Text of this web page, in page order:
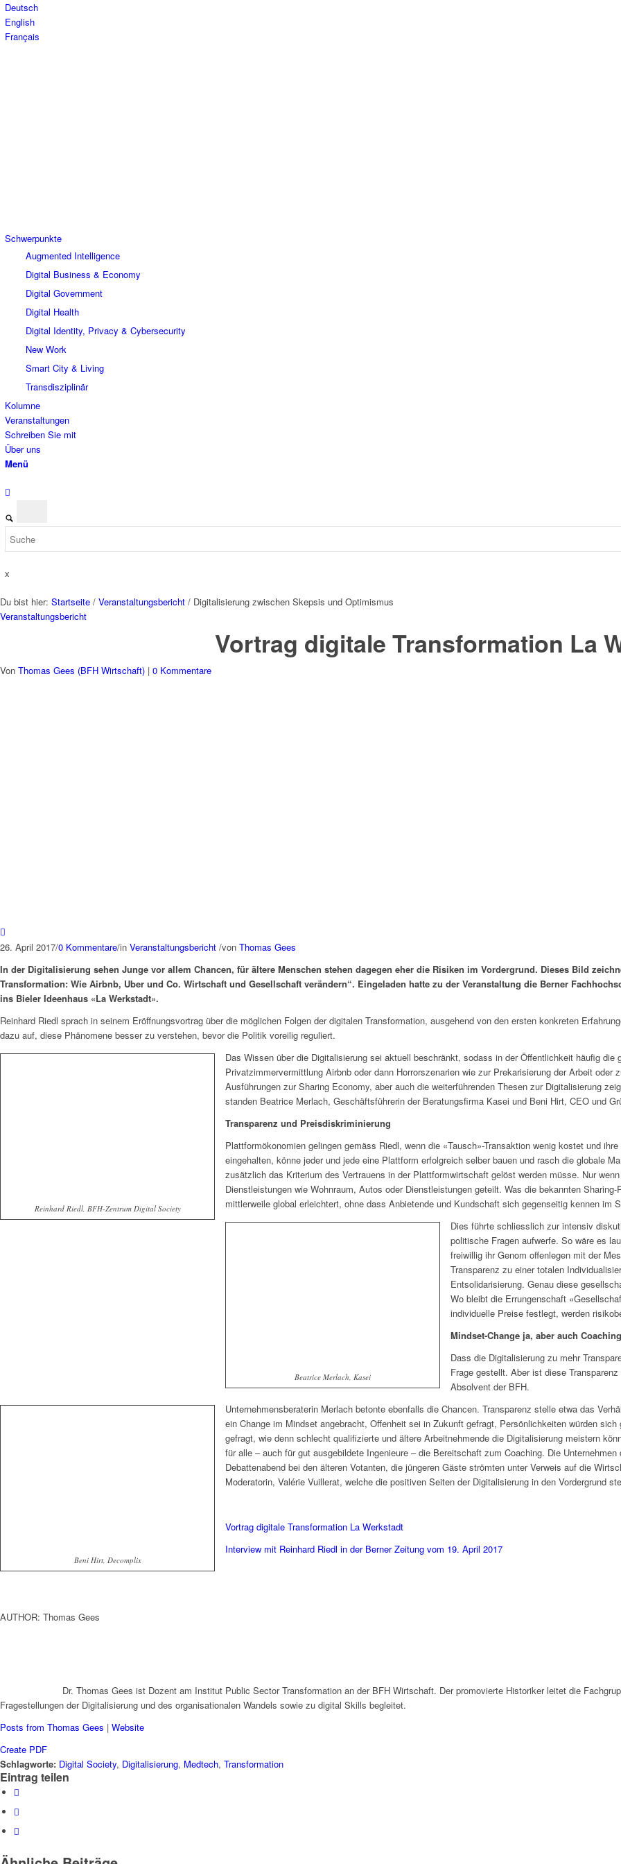
Deutsch
English
Français
Schwerpunkte
Augmented Intelligence
Digital Business & Economy
Digital Government
Digital Health
Digital Identity, Privacy & Cybersecurity
New Work
Smart City & Living
Transdisziplinär
Kolumne
Veranstaltungen
Schreiben Sie mit
Über uns
Menü
x
Du bist hier: Startseite / Veranstaltungsbericht / Digitalisierung zwischen Skepsis und Optimismus
Veranstaltungsbericht
Vortrag digitale Transformation La
Von Thomas Gees (BFH Wirtschaft) | 0 Kommentare
26. April 2017/0 Kommentare/in Veranstaltungsbericht /von Thomas Gees
In der Digitalisierung sehen Junge vor allem Chancen, für ältere Menschen stehen dagegen eher die Risiken im Vordergrund. Dieses Bild
Transformation: Wie Airbnb, Uber und Co. Wirtschaft und Gesellschaft verändern“. Eingeladen hatte zu der Veranstaltung die Berner
ins Bieler Ideenhaus «La Werkstadt».
Reinhard Riedl sprach in seinem Eröffnungsvortrag über die möglichen Folgen der digitalen Transformation, ausgehend von den ersten konkreten
dazu auf, diese Phänomene besser zu verstehen, bevor die Politik voreilig reguliert.
Reinhard Riedl, BFH-Zentrum Digital Society
Das Wissen über die Digitalisierung sei aktuell beschränkt, sodass in der Öffentlichkeit häufig
Privatzimmervermittlung Airbnb oder dann Horrorszenarien wie zur Prekarisierung der Arbeit
Ausführungen zur Sharing Economy, aber auch die weiterführenden Thesen zur Digitalisierung
standen Beatrice Merlach, Geschäftsführerin der Beratungsfirma Kasei und Beni Hirt, CEO und
Transparenz und Preisdiskriminierung
Plattformökonomien gelingen gemäss Riedl, wenn die «Tausch»-Transaktion wenig kostet und
eingehalten, könne jeder und jede eine Plattform erfolgreich selber bauen und rasch die globale
zusätzlich das Kriterium des Vertrauens in der Plattformwirtschaft gelöst werden müsse. Nur
Dienstleistungen wie Wohnraum, Autos oder Dienstleistungen geteilt. Was die bekannten
mittlerweile global erleichtert, ohne dass Anbietende und Kundschaft sich gegenseitig kennen im
Beatrice Merlach, Kasei
Dies führte schliesslich zur intensiv
politische Fragen aufwerfe. So wäre es
freiwillig ihr Genom offenlegen mit der
Transparenz zu einer totalen
Entsolidarisierung. Genau diese
Wo bleibt die Errungenschaft
individuelle Preise festlegt, werden
Mindset-Change ja, aber auch Coaching
Dass die Digitalisierung zu mehr
Frage gestellt. Aber ist diese
Absolvent der BFH.
Beni Hirt, Decomplix
Unternehmensberaterin Merlach betonte ebenfalls die Chancen. Transparenz stelle etwa das
ein Change im Mindset angebracht, Offenheit sei in Zukunft gefragt, Persönlichkeiten würden
gefragt, wie denn schlecht qualifizierte und ältere Arbeitnehmende die Digitalisierung meistern
für alle – auch für gut ausgebildete Ingenieure – die Bereitschaft zum Coaching. Die
Debattenabend bei den älteren Votanten, die jüngeren Gäste strömten unter Verweis auf die
Moderatorin, Valérie Vuillerat, welche die positiven Seiten der Digitalisierung in den Vordergrund
Vortrag digitale Transformation La Werkstadt
Interview mit Reinhard Riedl in der Berner Zeitung vom 19. April 2017
AUTHOR: Thomas Gees
Dr. Thomas Gees ist Dozent am Institut Public Sector Transformation an der BFH Wirtschaft. Der promovierte Historiker leitet die
Fragestellungen der Digitalisierung und des organisationalen Wandels sowie zu digital Skills begleitet.
Posts from Thomas Gees | Website
Create PDF
Schlagworte: Digital Society, Digitalisierung, Medtech, Transformation
Eintrag teilen